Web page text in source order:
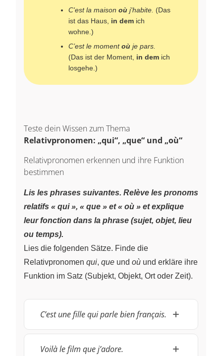
C'est la maison où j'habite. (Das
ist das Haus, in dem ich
wohne.)
C’est le momentoù je pars.
(Das ist der Moment, in dem ich
losgehe.)
Teste dein Wissen zum Thema
Relativpronomen: „qui“, „que“ und „où“
Relativpronomen erkennen und ihre Funktion
bestimmen
Lis les phrases suivantes. Relève les pronoms
relatifs « qui », « que » et « où » et explique
leur fonction dans la phrase (sujet, objet, lieu
ou temps).
Lies die folgenden Sätze. Finde die
Relativpronomen qui, que und où und erkläre ihre
Funktion im Satz (Subjekt, Objekt, Ort oder Zeit).
C’est une fille qui parle bien français.
Voilà le film que j’adore.